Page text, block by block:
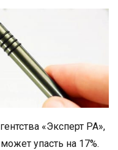
«Эксперт РА»,
упасть на 17%.